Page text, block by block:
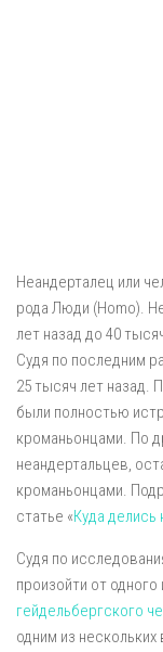
Неандерталец или
рода Люди (Homo).
лет назад до 40
Судя по последним
25 тысяч лет назад.
были полностью
кроманьонцами. По
неандертальцев,
кроманьонцами.
статье «Куда
Судя по
произойти от
гейдельбергского
одним из нескольких